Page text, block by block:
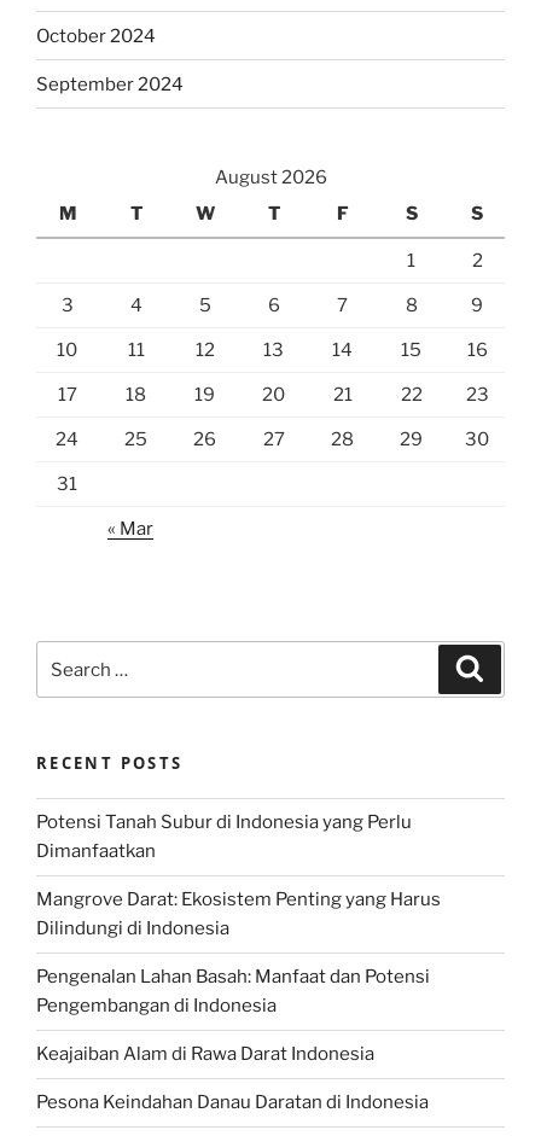
October 2024
September 2024
August 2026
M
T W T F S S
1 2
3 4 5 6 7 8 9
10 11 12 13 14 15 16
17 18 19 20 21 22 23
24 25 26 27 28 29 30
31
« Mar
for:
RECENT POSTS
Potensi Tanah Subur di Indonesia yang Perlu
Dimanfaatkan
Mangrove Darat: Ekosistem Penting yang Harus
Dilindungi di Indonesia
Pengenalan Lahan Basah: Manfaat dan Potensi
Pengembangan di Indonesia
Keajaiban Alam di Rawa Darat Indonesia
Pesona Keindahan Danau Daratan di Indonesia